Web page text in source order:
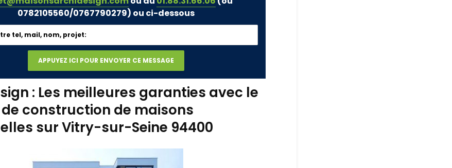
0782105560/0767790279) ou ci-dessous
: Les meilleures garanties avec le
construction de maisons
sur Vitry-sur-Seine 94400